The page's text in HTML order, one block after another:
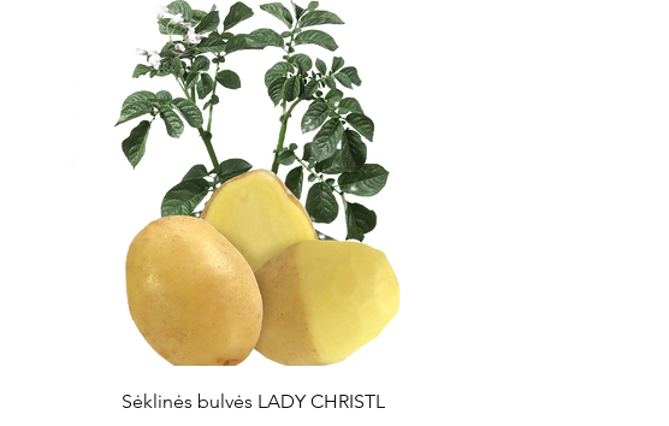
Greita peržiūra
Sėklinės bulvės LADY CHRISTL